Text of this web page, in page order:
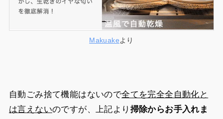
Makuakeより
自動ごみ捨て機能はないので全てを完全全自動化と
は言えないのですが、上記より 掃除からお手入れま